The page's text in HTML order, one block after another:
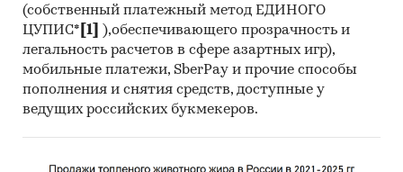
(собственный платежный метод ЕДИНОГО
ЦУПИС* [1]
),обеспечивающего прозрачность и
легальность расчетов в сфере азартных игр),
мобильные платежи, SberPay и прочие способы
пополнения и снятия средств, доступные у
ведущих российских букмекеров.